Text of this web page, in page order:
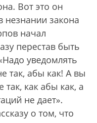
Вот это он
незнании закона
начал
перестав быть
уведомлять
так, абы как! А вы
как абы как, а
не дает».
о том, что